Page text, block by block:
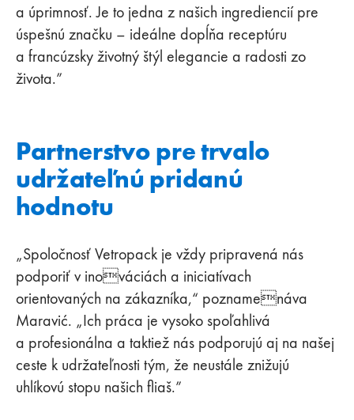
a úprimnosť. Je to jedna z našich ingrediencií pre
úspešnú značku – ideálne dopĺňa receptúru
a francúzsky životný štýl elegancie a radosti zo
života.”
Partnerstvo pre trvalo
udržateľnú pridanú
hodnotu
„Spoločnosť Vetropack je vždy pripravená nás
podporiť v inováciách a iniciatívach
orientovaných na zákazníka,“ poznamenáva
Maravić. „Ich práca je vysoko spoľahlivá
a profesionálna a taktiež nás podporujú aj na našej
ceste k udržateľnosti tým, že neustále znižujú
uhlíkovú stopu našich fliaš.”